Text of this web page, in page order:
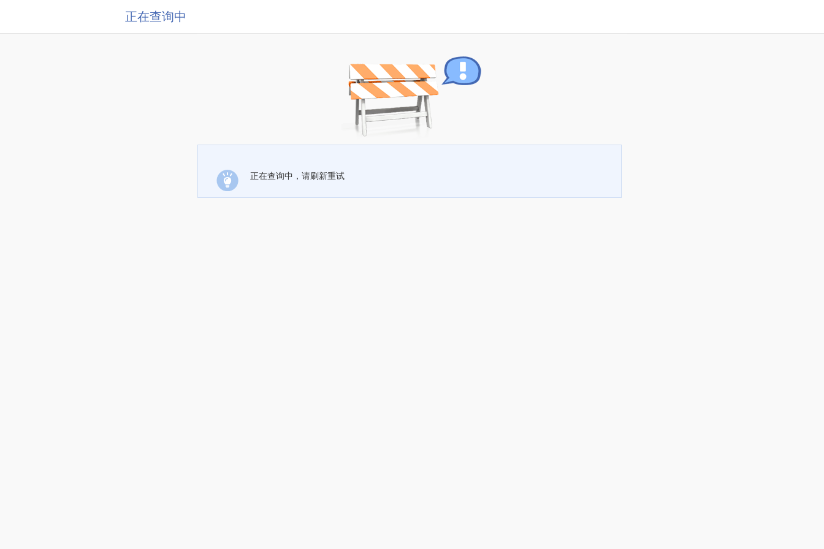
正在查询中
正在查询中，请刷新重试